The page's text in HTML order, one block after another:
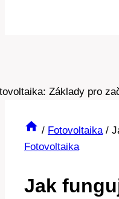
/ Fotovoltaika /
Fotovoltaika
Jak